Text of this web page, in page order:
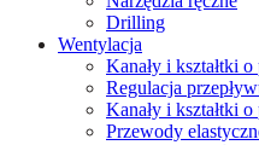
Drilling
Wentylacja
Kanały i kształtki
Regulacja
Kanały i kształtki
Przewody